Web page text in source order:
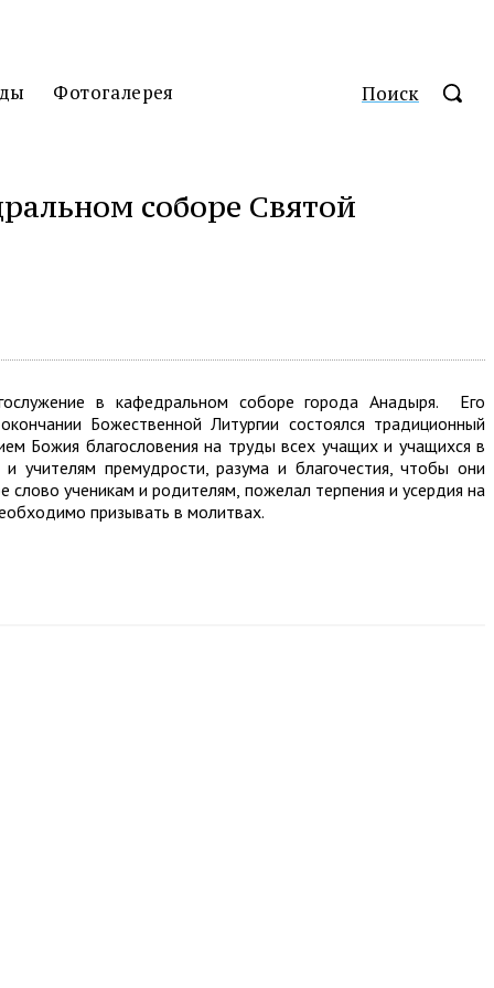
Фотогалерея Поиск
соборе Святой
в кафедральном соборе города Анадыря. Его
Божественной Литургии состоялся традиционный
Божия благословения на труды всех учащих и учащихся в
учителям премудрости, разума и благочестия, чтобы они
ученикам и родителям, пожелал терпения и усердия на
призывать в молитвах.